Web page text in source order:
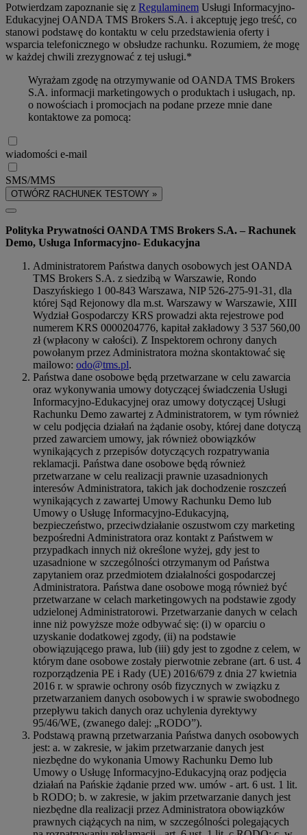
Potwierdzam zapoznanie się z Regulaminem Usługi Informacyjno-
Edukacyjnej OANDA TMS Brokers S.A. i akceptuję jego treść, co
stanowi podstawę do kontaktu w celu przedstawienia oferty i
wsparcia telefonicznego w obsłudze rachunku. Rozumiem, że mogę
w każdej chwili zrezygnować z tej usługi.*
Wyrażam zgodę na otrzymywanie od OANDA TMS Brokers
S.A. informacji marketingowych o produktach i usługach, np.
o nowościach i promocjach na podane przeze mnie dane
kontaktowe za pomocą:
wiadomości e-mail
SMS/MMS
OTWÓRZ RACHUNEK TESTOWY »
Polityka Prywatności OANDA TMS Brokers S.A. – Rachunek
Demo, Usługa Informacyjno- Edukacyjna
Administratorem Państwa danych osobowych jest OANDA
TMS Brokers S.A. z siedzibą w Warszawie, Rondo
Daszyńskiego 1 00-843 Warszawa, NIP 526-275-91-31, dla
której Sąd Rejonowy dla m.st. Warszawy w Warszawie, XIII
Wydział Gospodarczy KRS prowadzi akta rejestrowe pod
numerem KRS 0000204776, kapitał zakładowy 3 537 560,00
zł (wpłacony w całości). Z Inspektorem ochrony danych
powołanym przez Administratora można skontaktować się
mailowo: odo@tms.pl.
Państwa dane osobowe będą przetwarzane w celu zawarcia
oraz wykonywania umowy dotyczącej świadczenia Usługi
Informacyjno-Edukacyjnej oraz umowy dotyczącej Usługi
Rachunku Demo zawartej z Administratorem, w tym również
w celu podjęcia działań na żądanie osoby, której dane dotyczą
przed zawarciem umowy, jak również obowiązków
wynikających z przepisów dotyczących rozpatrywania
reklamacji. Państwa dane osobowe będą również
przetwarzane w celu realizacji prawnie uzasadnionych
interesów Administratora, takich jak dochodzenie roszczeń
wynikających z zawartej Umowy Rachunku Demo lub
Umowy o Usługę Informacyjno-Edukacyjną,
bezpieczeństwo, przeciwdziałanie oszustwom czy marketing
bezpośredni Administratora oraz kontakt z Państwem w
przypadkach innych niż określone wyżej, gdy jest to
uzasadnione w szczególności otrzymanym od Państwa
zapytaniem oraz przedmiotem działalności gospodarczej
Administratora. Państwa dane osobowe mogą również być
przetwarzane w celach marketingowych na podstawie zgody
udzielonej Administratorowi. Przetwarzanie danych w celach
inne niż powyższe może odbywać się: (i) w oparciu o
uzyskanie dodatkowej zgody, (ii) na podstawie
obowiązującego prawa, lub (iii) gdy jest to zgodne z celem, w
którym dane osobowe zostały pierwotnie zebrane (art. 6 ust. 4
rozporządzenia PE i Rady (UE) 2016/679 z dnia 27 kwietnia
2016 r. w sprawie ochrony osób fizycznych w związku z
przetwarzaniem danych osobowych i w sprawie swobodnego
przepływu takich danych oraz uchylenia dyrektywy
95/46/WE, (zwanego dalej: „RODO”).
Podstawą prawną przetwarzania Państwa danych osobowych
jest: a. w zakresie, w jakim przetwarzanie danych jest
niezbędne do wykonania Umowy Rachunku Demo lub
Umowy o Usługę Informacyjno-Edukacyjną oraz podjęcia
działań na Pańskie żądanie przed ww. umów - art. 6 ust. 1 lit.
b RODO; b. w zakresie, w jakim przetwarzanie danych jest
niezbędne dla realizacji przez Administratora obowiązków
prawnych ciążących na nim, w szczególności polegających